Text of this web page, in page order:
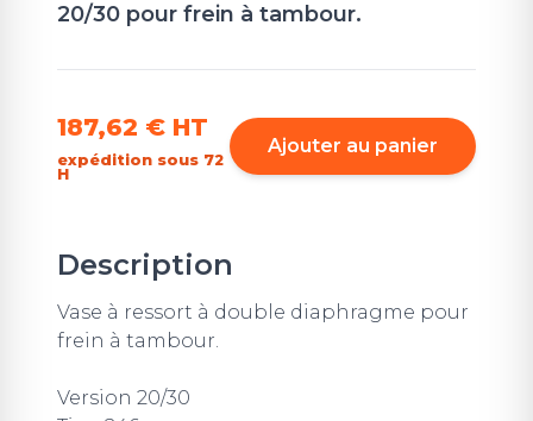
20/30 pour frein à tambour.
187,62 € HT
expédition sous 72
H
Ajouter au panier
Description
Vase à ressort à double diaphragme pour
frein à tambour.
Version 20/30